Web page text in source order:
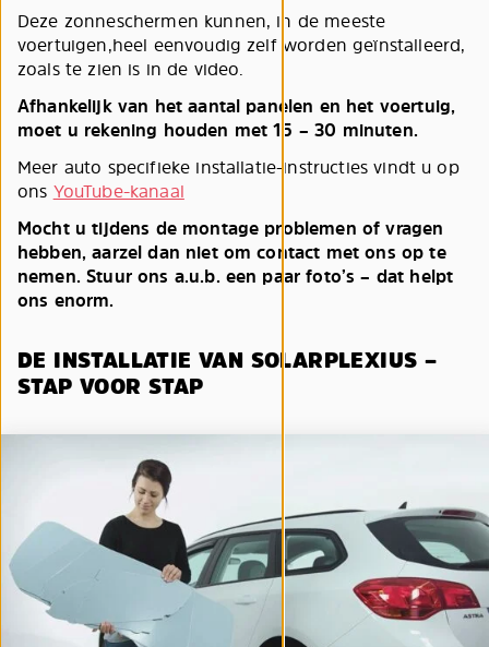
Deze zonneschermen kunnen, in de meeste
voertuigen,heel eenvoudig zelf worden geïnstalleerd,
zoals te zien is in de video.
Afhankelijk van het aantal panelen en het voertuig,
moet u rekening houden met 15 – 30 minuten.
Meer auto specifieke installatie-instructies vindt u op
ons YouTube-kanaal
Mocht u tijdens de montage problemen of vragen
hebben, aarzel dan niet om contact met ons op te
nemen. Stuur ons a.u.b. een paar foto’s – dat helpt
ons enorm.
DE INSTALLATIE VAN SOLARPLEXIUS –
STAP VOOR STAP